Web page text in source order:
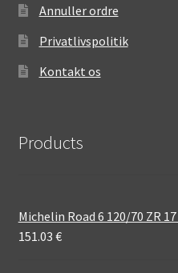
Annuller ordre
Privatlivspolitik
Kontakt os
Products
Michelin Road 6 120/70 ZR
151.03 €